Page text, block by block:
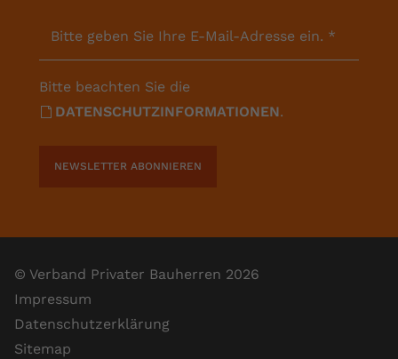
Bitte geben Sie Ihre E-Mail-Adresse ein. *
Bitte beachten Sie die
DATENSCHUTZINFORMATIONEN.
NEWSLETTER ABONNIEREN
© Verband Privater Bauherren 2026
Impressum
Datenschutzerklärung
Sitemap